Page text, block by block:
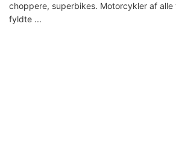
choppere, superbikes. Motorcykler af
fyldte